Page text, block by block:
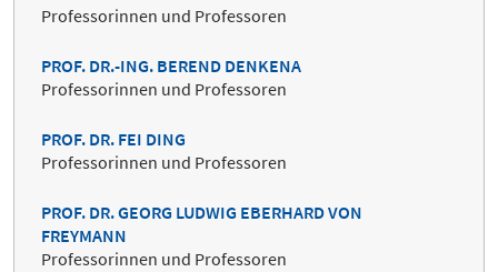
Professorinnen und Professoren
PROF. DR.-ING. BEREND DENKENA
Professorinnen und Professoren
PROF. DR. FEI DING
Professorinnen und Professoren
PROF. DR. GEORG LUDWIG EBERHARD VON
FREYMANN
Professorinnen und Professoren